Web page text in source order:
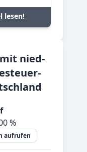
lesen!
mit nied­
%
aufrufen